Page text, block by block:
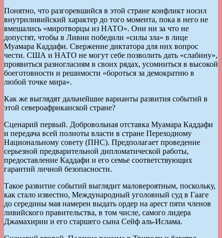
Понятно, что разгоревшийся в этой стране конфликт носил
внутриливийский характер до того момента, пока в него не
вмешались «миротворцы из НАТО». Они ни за что не
допустят, чтобы в Ливии победили «силы зла» в лице
Муамара Каддафи. Свержение диктатора для них вопрос
чести. США и НАТО не могут себе позволить дать «слабину»,
проявиться разногласиям в своих рядах, усомниться в высокой
боеготовности и решимости «бороться за демократию в
любой точке мира».
Как же выглядят дальнейшие варианты развития событий в
этой североафриканской стране?
Сценарий первый. Добровольная отставка Муамара Каддафи
и передача всей полноты власти в стране Переходному
Национальному совету (ПНС). Предполагает проведение
серьезной предварительной дипломатической работы,
предоставление Каддафи и его семье соответствующих
гарантий личной безопасности.
Такое развитие событий выглядит маловероятным, поскольку,
как стало известно, Международный уголовный суд в Гааге
до середины мая намерен выдать ордер на арест пяти членов
ливийского правительства, в том числе, самого лидера
Джамахирии и его старшего сына Сейф аль-Ислама.